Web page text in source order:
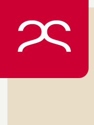
indhold